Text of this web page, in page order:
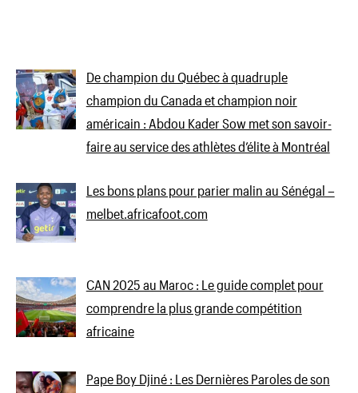
De champion du Québec à quadruple
champion du Canada et champion noir
américain : Abdou Kader Sow met son savoir-
faire au service des athlètes d’élite à Montréal
Les bons plans pour parier malin au Sénégal –
melbet.africafoot.com
CAN 2025 au Maroc : Le guide complet pour
comprendre la plus grande compétition
africaine
Pape Boy Djiné : Les Dernières Paroles de son